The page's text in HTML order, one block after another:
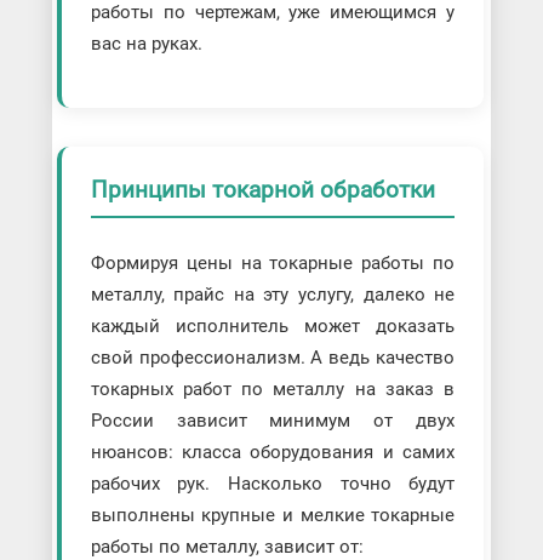
работы по чертежам, уже имеющимся у
вас на руках.
Принципы токарной обработки
Формируя цены на токарные работы по
металлу, прайс на эту услугу, далеко не
каждый исполнитель может доказать
свой профессионализм. А ведь качество
токарных работ по металлу на заказ в
России зависит минимум от двух
нюансов: класса оборудования и самих
рабочих рук. Насколько точно будут
выполнены крупные и мелкие токарные
работы по металлу, зависит от: